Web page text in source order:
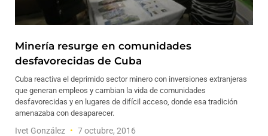
Minería resurge en comunidades
desfavorecidas de Cuba
Cuba reactiva el deprimido sector minero con inversiones extranjeras
que generan empleos y cambian la vida de comunidades
desfavorecidas y en lugares de difícil acceso, donde esa tradición
amenazaba con desaparecer.
Ivet González 7 octubre, 2016